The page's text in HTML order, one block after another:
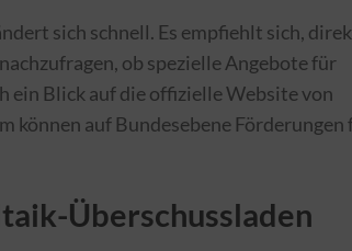
sich schnell. Es empfiehlt sich,
ob spezielle Angebote für
ein Blick auf die offizielle Website von
können auf Bundesebene Förderungen
Überschussladen